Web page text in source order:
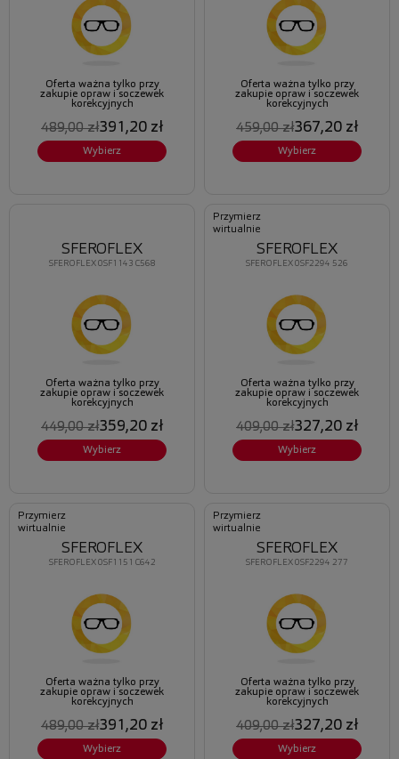
Oferta ważna tylko przy
zakupie opraw i soczewek
korekcyjnych
489,00 zł391,20 zł
Wybierz
Oferta ważna tylko przy
zakupie opraw i soczewek
korekcyjnych
459,00 zł367,20 zł
Wybierz
SFEROFLEX 0SF1143 C568
SFEROFLEX
Oferta ważna tylko przy
zakupie opraw i soczewek
korekcyjnych
449,00 zł359,20 zł
Wybierz
Przymierz
wirtualnie
SFEROFLEX 0SF2294 526
SFEROFLEX
Oferta ważna tylko przy
zakupie opraw i soczewek
korekcyjnych
409,00 zł327,20 zł
Wybierz
Przymierz
wirtualnie
SFEROFLEX 0SF1151 C642
SFEROFLEX
Oferta ważna tylko przy
zakupie opraw i soczewek
korekcyjnych
489,00 zł391,20 zł
Wybierz
Przymierz
wirtualnie
SFEROFLEX 0SF2294 277
SFEROFLEX
Oferta ważna tylko przy
zakupie opraw i soczewek
korekcyjnych
409,00 zł327,20 zł
Wybierz